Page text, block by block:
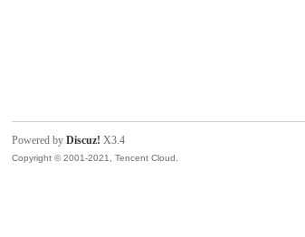
Powered byDiscuz! X3.4
Copyright © 2001-2021, Tencent Cloud.